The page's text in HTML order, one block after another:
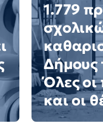
1.779
Δήμους
Όλες οι
και οι